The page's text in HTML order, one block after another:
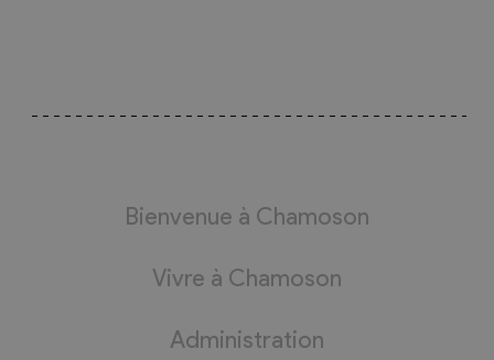
Bienvenue à Chamoson
Vivre à Chamoson
Administration